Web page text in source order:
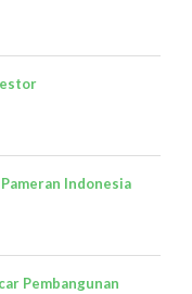
Indonesia
Pembangunan